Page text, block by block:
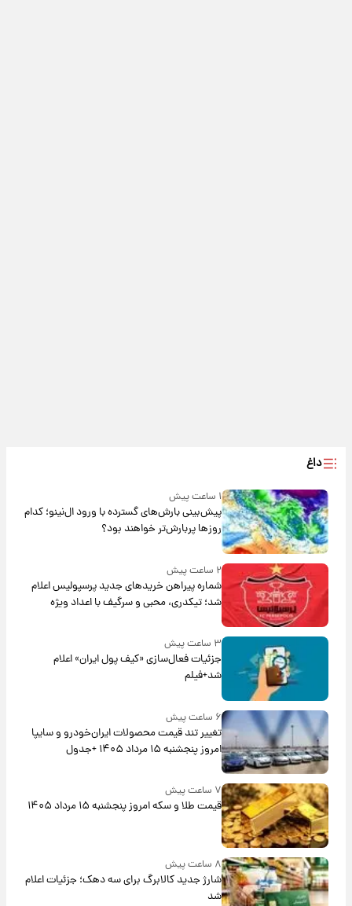
داغ
۱ ساعت پیش
پیش‌بینی بارش‌های گسترده با ورود ال‌نینو؛ کدام
روزها پربارش‌تر خواهند بود؟
۲ ساعت پیش
شماره پیراهن خریدهای جدید پرسپولیس اعلام
شد؛ تیکدری، محبی و سرگیف با اعداد ویژه
۳ ساعت پیش
جزئیات فعال‌سازی «کیف پول ایران» اعلام
شد+فیلم
۶ ساعت پیش
تغییر تند قیمت محصولات ایران‌خودرو و سایپا
امروز پنجشنبه ۱۵ مرداد ۱۴۰۵ +جدول
۷ ساعت پیش
قیمت طلا و سکه امروز پنجشنبه ۱۵ مرداد ۱۴۰۵
۸ ساعت پیش
شارژ جدید کالابرگ برای سه دهک؛ جزئیات اعلام
شد